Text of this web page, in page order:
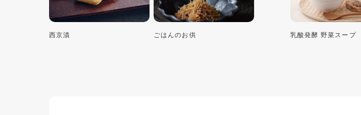
西京漬 ごはんのお供 乳酸発酵 野菜スープ